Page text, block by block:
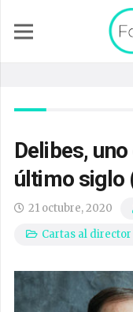
Delibes,
último siglo
21 octubre, 2020
Cartas al director